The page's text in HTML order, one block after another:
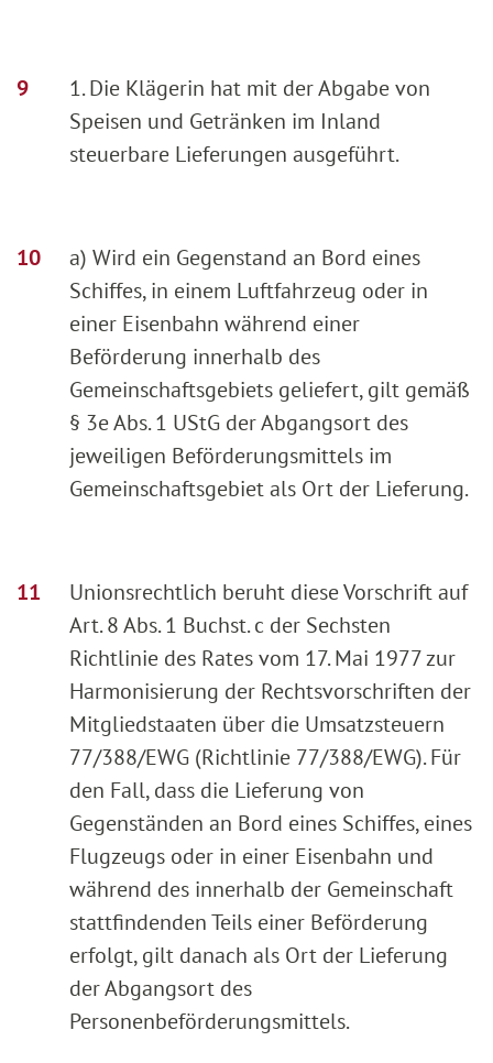
1. Die Klägerin hat mit der Abgabe von
Speisen und Getränken im Inland
steuerbare Lieferungen ausgeführt.
a) Wird ein Gegenstand an Bord eines
Schiffes, in einem Luftfahrzeug oder in
einer Eisenbahn während einer
Beförderung innerhalb des
Gemeinschaftsgebiets geliefert, gilt gemäß
§ 3e Abs. 1 UStG der Abgangsort des
jeweiligen Beförderungsmittels im
Gemeinschaftsgebiet als Ort der Lieferung.
Unionsrechtlich beruht diese Vorschrift auf
Art. 8 Abs. 1 Buchst. c der Sechsten
Richtlinie des Rates vom 17. Mai 1977 zur
Harmonisierung der Rechtsvorschriften der
Mitgliedstaaten über die Umsatzsteuern
77/388/EWG (Richtlinie 77/388/EWG). Für
den Fall, dass die Lieferung von
Gegenständen an Bord eines Schiffes, eines
Flugzeugs oder in einer Eisenbahn und
während des innerhalb der Gemeinschaft
stattfindenden Teils einer Beförderung
erfolgt, gilt danach als Ort der Lieferung
der Abgangsort des
Personenbeförderungsmittels.